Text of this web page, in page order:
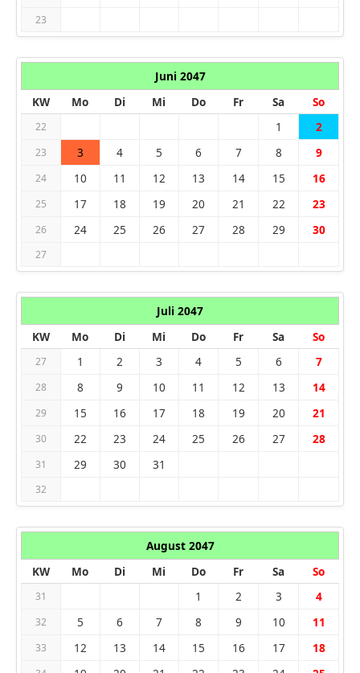
23
Juni 2047
KW
Mo Di Mi Do Fr Sa So
22 1 2
23 3 4 5 6 7 8 9
24 10 11 12 13 14 15 16
25 17 18 19 20 21 22 23
26 24 25 26 27 28 29 30
27
Juli 2047
KW
Mo Di Mi Do Fr Sa So
27 1 2 3 4 5 6 7
28 8 9 10 11 12 13 14
29 15 16 17 18 19 20 21
30 22 23 24 25 26 27 28
31 29 30 31
32
August 2047
KW
Mo Di Mi Do Fr Sa So
31 1 2 3 4
32 5 6 7 8 9 10 11
33 12 13 14 15 16 17 18